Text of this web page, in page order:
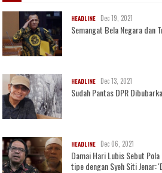
HEADLINE Dec 19, 2021
Semangat Bela Negara dan
HEADLINE Dec 13, 2021
Sudah Pantas DPR
HEADLINE Dec 06, 2021
Damai Hari Lubis Sebut
tipe dengan Syeh Siti Jenar: